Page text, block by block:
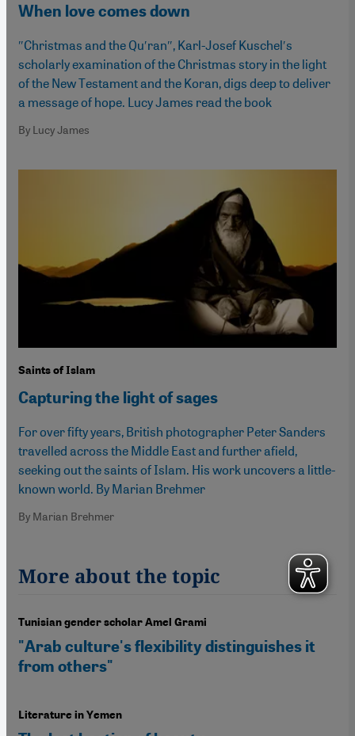
When love comes down
″Christmas and the Qu′ran″, Karl-Josef Kuschel′s
scholarly examination of the Christmas story in the light
of the New Testament and the Koran, digs deep to deliver
a message of hope. Lucy James read the book
By Lucy James
Saints of Islam
Capturing the light of sages
For over fifty years, British photographer Peter Sanders
travelled across the Middle East and further afield,
seeking out the saints of Islam. His work uncovers a little-
known world. By Marian Brehmer
By Marian Brehmer
More about the topic
Tunisian gender scholar Amel Grami
"Arab culture's flexibility distinguishes it
from others"
Literature in Yemen